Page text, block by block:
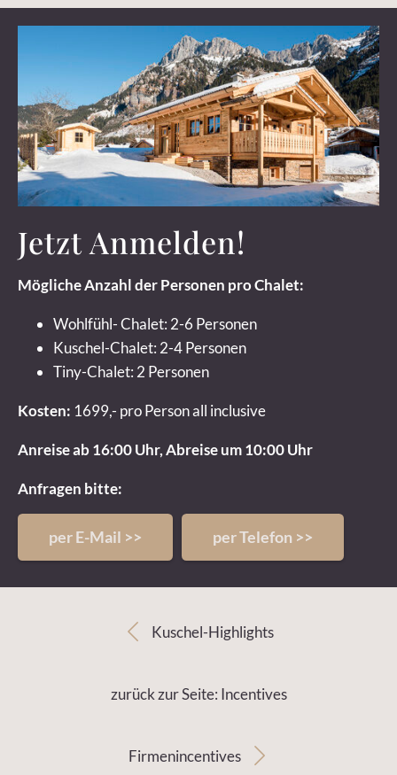
Jetzt Anmelden!
Mögliche Anzahl der Personen pro Chalet:
Wohlfühl- Chalet: 2-6 Personen
Kuschel-Chalet: 2-4 Personen
Tiny-Chalet: 2 Personen
Kosten: 1699,- pro Person all inclusive
Anreise ab 16:00 Uhr, Abreise um 10:00 Uhr
Anfragen bitte:
per E-Mail >> per Telefon >>
Kuschel-Highlights
zurück zur Seite: Incentives
Firmenincentives